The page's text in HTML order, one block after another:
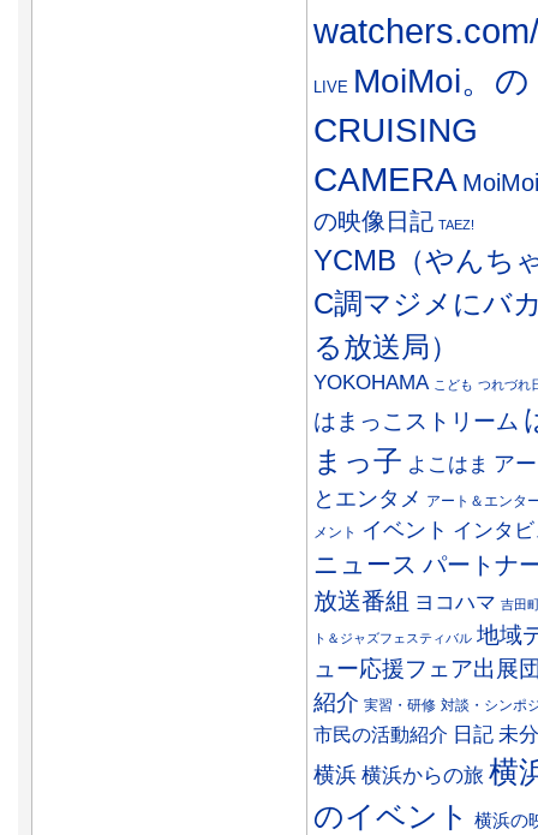
watchers.com/
LIVE MoiMoi。の
CRUISING
CAMERA
の映像日記 TAEZ!
YCMB（やんち
C調マジメにバ
る放送局）
YOKOHAMA こども つれづれ
はまっこストリーム
まっ子 よこはま ア
とエンタメ アート＆エンタ
メント
イベント インタ
ニュース パートナ
放送番組 ヨコハマ 吉田
ト＆ジャズフェスティバル 地域
ュー応援フェア出展
紹介 実習・研修 対談・シンポ
市民の活動紹介 日記 未
横浜 横浜からの旅 横
のイベント
横浜の